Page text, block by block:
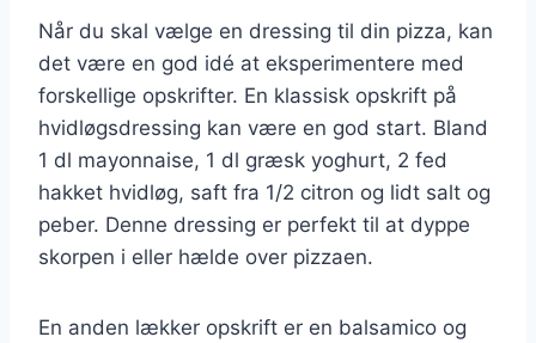
Når du skal vælge en dressing til din pizza, kan
det være en god idé at eksperimentere med
forskellige opskrifter. En klassisk opskrift på
hvidløgsdressing kan være en god start. Bland
1 dl mayonnaise, 1 dl græsk yoghurt, 2 fed
hakket hvidløg, saft fra 1/2 citron og lidt salt og
peber. Denne dressing er perfekt til at dyppe
skorpen i eller hælde over pizzaen.
En anden lækker opskrift er en balsamico og